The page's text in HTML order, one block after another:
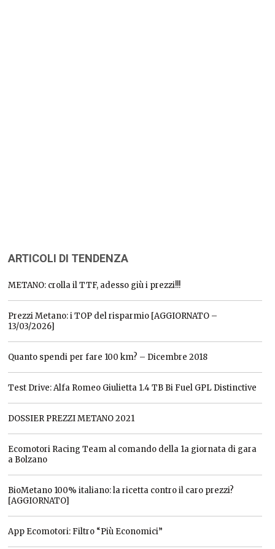
ARTICOLI DI TENDENZA
METANO: crolla il TTF, adesso giù i prezzi!!!
Prezzi Metano: i TOP del risparmio [AGGIORNATO –
13/03/2026]
Quanto spendi per fare 100 km? – Dicembre 2018
Test Drive: Alfa Romeo Giulietta 1.4 TB Bi Fuel GPL Distinctive
DOSSIER PREZZI METANO 2021
Ecomotori Racing Team al comando della 1a giornata di gara
a Bolzano
BioMetano 100% italiano: la ricetta contro il caro prezzi?
[AGGIORNATO]
App Ecomotori: Filtro “Più Economici”